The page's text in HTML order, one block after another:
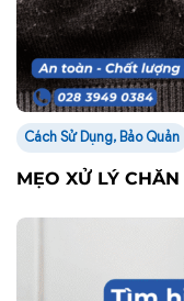
Cách Sử Dụng, Bảo Quản
MẸO XỬ LÝ